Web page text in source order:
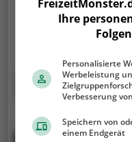
einer gut
ECS-Arena mit
In der
ganze Familie
Anfänger können
Mehr erfahren
Ihre
Personalisierte
Werbeleistung
Verbesserung
Speichern von
einem Endgerät